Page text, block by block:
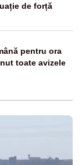
de forță
pentru ora
toate avizele